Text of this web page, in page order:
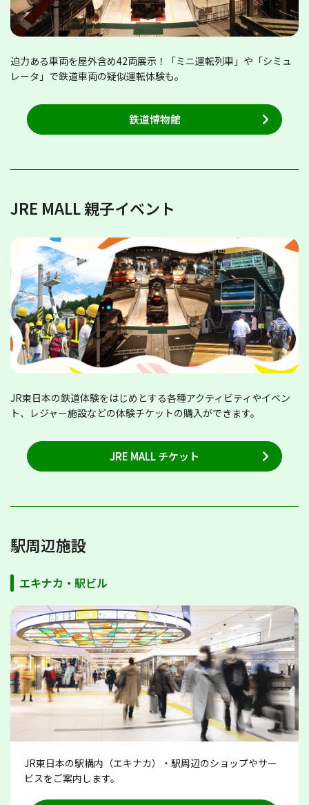
迫力ある車両を屋外含め42両展示！「ミニ運転列車」や「シミュ
レータ」で鉄道車両の疑似運転体験も。
鉄道博物館
JRE MALL 親子イベント
JR東日本の鉄道体験をはじめとする各種アクティビティやイベン
ト、レジャー施設などの体験チケットの購入ができます。
JRE MALL チケット
駅周辺施設
エキナカ・駅ビル
JR東日本の駅構内（エキナカ）・駅周辺のショップやサー
ビスをご案内します。